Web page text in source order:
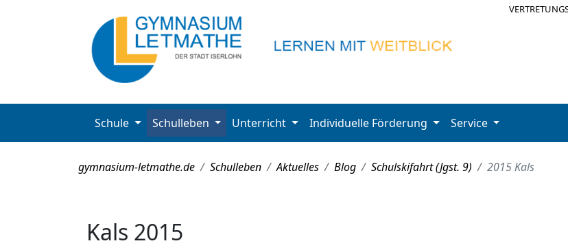
Schule Schulleben Unterricht Individuelle Förderung Service
gymnasium-letmathe.de Schulleben Aktuelles Blog Schulskifahrt (Jgst. 9) 2015 Kals
Kals 2015